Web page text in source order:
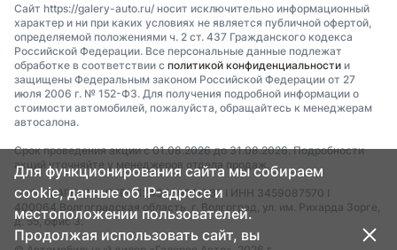
Сайт https://galery-auto.ru/ носит исключительно информационный
характер и ни при каких условиях не является публичной офертой,
определяемой положениями ч. 2 ст. 437 Гражданского кодекса
Российской Федерации. Все персональные данные подлежат
обработке в соответствии с политикой конфиденциальности и
защищены Федеральным законом Российской Федерации от 27
июля 2006 г. № 152-ФЗ. Для получения подробной информации о
стоимости автомобилей, пожалуйста, обращайтесь к менеджерам
автосалона.
Срок проведения акции с 01.08.2026 до 31.08.2026. Подробности
акций уточняйте у менеджеров отдела продаж.
ООО «МАГКАР» I ОГРН 1243400011337 I ИНН 3459087570 I
400064,Волгоградская область, г. Волгоград, ул. им. Рихарда Зорге,
д. 55, офис 3.
Для функционирования сайта мы собираем
cookie, данные об IP-адресе и
местоположении пользователей.
Продолжая использовать сайт, вы